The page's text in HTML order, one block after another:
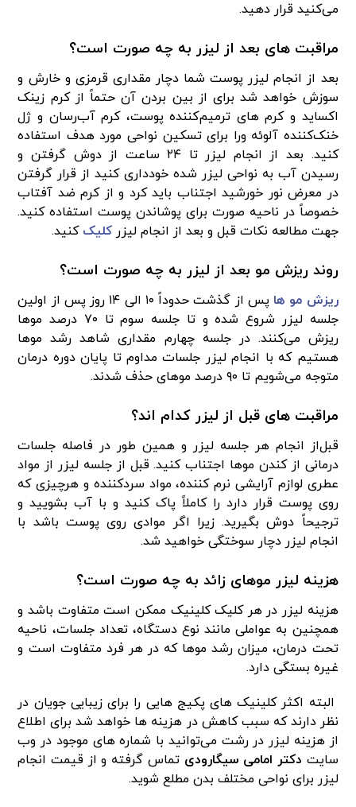
می‌کنید قرار دهید.
مراقبت ‌های بعد از لیزر به چه صورت است؟
بعد از انجام لیزر پوست شما دچار مقداری قرمزی و خارش و
سوزش خواهد شد برای از بین بردن آن حتماً از کرم زینک
اکساید و کرم‌ های ترمیم‌کننده پوست، کرم آب‌رسان و ژل
خنک‌کننده آلوئه ورا برای تسکین نواحی مورد هدف استفاده
کنید. بعد از انجام لیزر تا ۲۴ ساعت از دوش گرفتن و
رسیدن آب به نواحی لیزر شده خودداری کنید از قرار گرفتن
در معرض نور خورشید اجتناب باید کرد و از کرم ضد آفتاب
خصوصاً در ناحیه صورت برای پوشاندن پوست استفاده کنید.
جهت مطالعه نکات قبل و بعد از انجام لیزرکلیک کنید.
روند ریزش مو بعد از لیزر به چه صورت است؟
ریزش مو ها
پس ‌از گذشت حدوداً ۱۰ الی ۱۴ روز پس‌ از اولین
جلسه لیزر شروع ‌شده و تا جلسه سوم تا ۷۰ درصد موها
ریزش می‌کنند. در جلسه‌ چهارم مقداری شاهد رشد موها
هستیم که با انجام لیزر جلسات مداوم تا پایان دوره درمان
متوجه می‌شویم تا ۹۰ درصد موهای حذف شدند.
مراقبت ‌های قبل ‌از لیزر کدام‌ اند؟
قبل‌از انجام هر جلسه لیزر و همین ‌طور در فاصله‌ جلسات
درمانی از کندن موها اجتناب کنید. قبل ‌از جلسه لیزر از مواد
عطری لوازم آرایشی نرم ‌کننده، مواد سردکننده و هرچیزی که
روی پوست قرار دارد را کاملاً پاک کنید و با آب بشویید و
ترجیحاً دوش بگیرید. زیرا اگر موادی روی پوست باشد با
انجام لیزر دچار سوختگی خواهید شد.
هزینه لیزر موهای زائد به چه صورت است؟
هزینه لیزر در هر کلیک کلینیک ممکن است متفاوت باشد و
همچنین به عواملی مانند نوع دستگاه، تعداد جلسات، ناحیه
تحت درمان، میزان رشد موها که در هر فرد متفاوت است و
غیره بستگی دارد.
البته اکثر کلینیک های پکیج هایی را برای زیبایی جویان در
نظر دارند که سبب کاهش در هزینه ها خواهد شد برای اطلاع
از هزینه لیزر در رشت می‌توانید با شماره‌ های موجود در وب
‌سایت دکتر امامی سیگارودی تماس گرفته و از قیمت انجام
لیزر برای نواحی مختلف بدن مطلع شوید.